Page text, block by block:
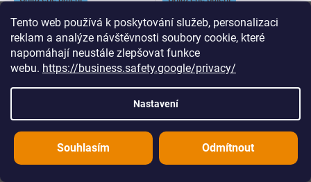
Tento web používá k poskytování služeb, personalizaci
reklam a analýze návštěvnosti soubory cookie, které
napomáhají neustále zlepšovat funkce
webu. https://business.safety.google/privacy/
Nastavení
Odmítnout
Souhlasím
Tenhle oříšek by i Popelka
záviděla.
Vegan - Bean to bar bílá
Bílá čokoláda s rýžovým
mlékem.